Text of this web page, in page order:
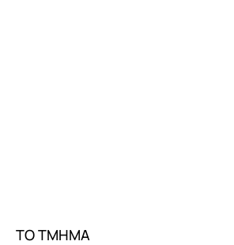
ΤΟ ΤΜΗΜΑ